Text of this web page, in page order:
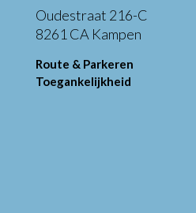
Oudestraat 216-C
8261 CA Kampen
Route & Parkeren
Toegankelijkheid